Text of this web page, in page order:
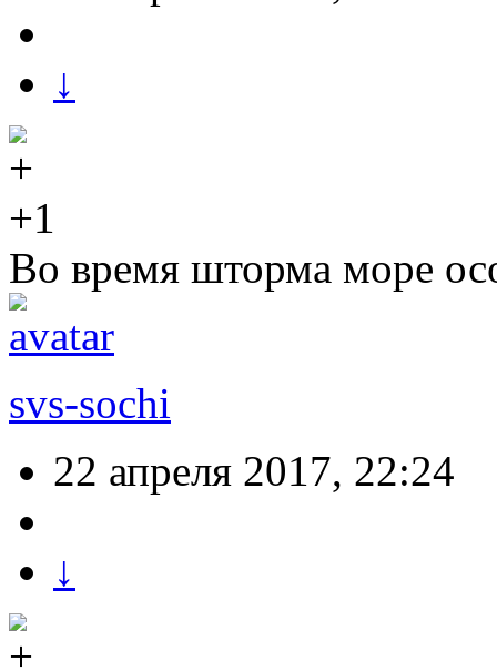
↓
+1
Во время шторма море
svs-sochi
22 апреля 2017, 22:24
↓